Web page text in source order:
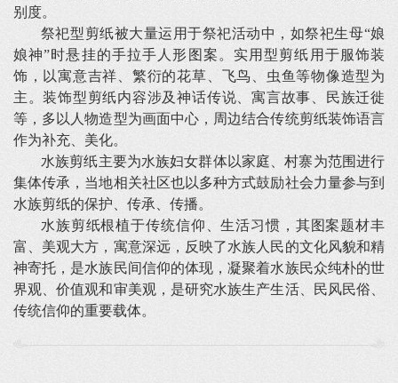
别度。
祭祀型剪纸被大量运用于祭祀活动中，如祭祀生母“娘
娘神”时悬挂的手拉手人形图案。实用型剪纸用于服饰装
饰，以寓意吉祥、繁衍的花草、飞鸟、虫鱼等物像造型为
主。装饰型剪纸内容涉及神话传说、寓言故事、民族迁徙
等，多以人物造型为画面中心，周边结合传统剪纸装饰语言
作为补充、美化。
水族剪纸主要为水族妇女群体以家庭、村寨为范围进行
集体传承，当地相关社区也以多种方式鼓励社会力量参与到
水族剪纸的保护、传承、传播。
水族剪纸根植于传统信仰、生活习惯，其图案题材丰
富、美观大方，寓意深远，反映了水族人民的文化风貌和精
神寄托，是水族民间信仰的体现，凝聚着水族民众纯朴的世
界观、价值观和审美观，是研究水族生产生活、民风民俗、
传统信仰的重要载体。